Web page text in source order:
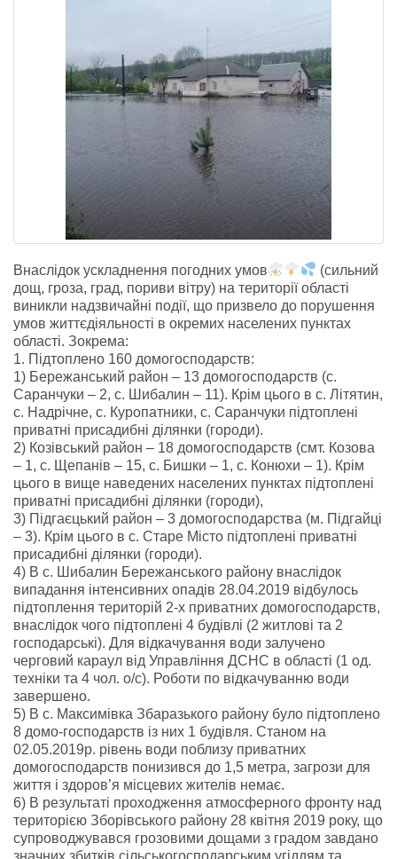
Внаслідок ускладнення погодних умов
(сильний
дощ, гроза, град, пориви вітру) на території області
виникли надзвичайні події, що призвело до порушення
умов життєдіяльності в окремих населених пунктах
області. Зокрема:
1. Підтоплено 160 домогосподарств:
1) Бережанський район – 13 домогосподарств (с.
Саранчуки – 2, с. Шибалин – 11). Крім цього в с. Літятин,
с. Надрічне, с. Куропатники, с. Саранчуки підтоплені
приватні присадибні ділянки (городи).
2) Козівський район – 18 домогосподарств (смт. Козова
– 1, с. Щепанів – 15, с. Бишки – 1, с. Конюхи – 1). Крім
цього в вище наведених населених пунктах підтоплені
приватні присадибні ділянки (городи),
3) Підгаєцький район – 3 домогосподарства (м. Підгайці
– 3). Крім цього в с. Старе Місто підтоплені приватні
присадибні ділянки (городи).
4) В с. Шибалин Бережанського району внаслідок
випадання інтенсивних опадів 28.04.2019 відбулось
підтоплення територій 2-х приватних домогосподарств,
внаслідок чого підтоплені 4 будівлі (2 житлові та 2
господарські). Для відкачування води залучено
черговий караул від Управління ДСНС в області (1 од.
техніки та 4 чол. о/с). Роботи по відкачуванню води
завершено.
5) В с. Максимівка Збаразького району було підтоплено
8 домо-господарств із них 1 будівля. Станом на
02.05.2019р. рівень води поблизу приватних
домогосподарств понизився до 1,5 метра, загрози для
життя і здоров’я місцевих жителів немає.
6) В результаті проходження атмосферного фронту над
територією Зборівського району 28 квітня 2019 року, що
супроводжувався грозовими дощами з градом завдано
значних збитків сільськогосподарським угіддям та